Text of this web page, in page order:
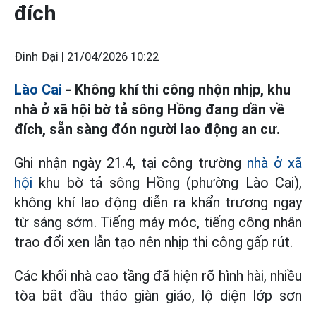
đích
Đinh Đại | 21/04/2026 10:22
Lào Cai - Không khí thi công nhộn nhịp, khu
nhà ở xã hội bờ tả sông Hồng đang dần về
đích, sẵn sàng đón người lao động an cư.
Ghi nhận ngày 21.4, tại công trường nhà ở xã
hội khu bờ tả sông Hồng (phường Lào Cai),
không khí lao động diễn ra khẩn trương ngay
từ sáng sớm. Tiếng máy móc, tiếng công nhân
trao đổi xen lẫn tạo nên nhịp thi công gấp rút.
Các khối nhà cao tầng đã hiện rõ hình hài, nhiều
tòa bắt đầu tháo giàn giáo, lộ diện lớp sơn